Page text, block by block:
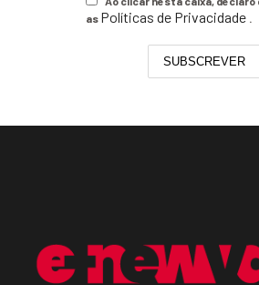
as Políticas de Privacidade
SUBSCREVER